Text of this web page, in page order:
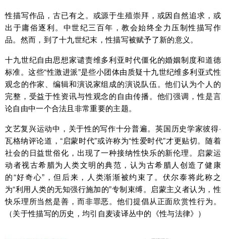
性描写作品，古已有之。或源于生殖崇拜，或因自然追求，或
出于庸俗逐利。中世纪三百年，教会始终全力压制性描写作
品。然而，到了十九世纪末，性描写被赋予了新的意义。
十九世纪自由思想家谴责维多利亚时代僵化的婚姻制度和道德
标准。这些“性激进派”是些小团体由质疑十九世纪维多利亚式性
观念的作家、编辑和演说家组成的演说队伍。他们认为个人的
完整，受益于性资讯与性观念的自由传播。他们强调，性是言
论自由中一个合法且非常重要的主题。
文艺复兴运动中，关于性的写作十分普遍。英国历史学家彼得·
瓦格纳评论道，“启蒙时代”或许称为“性爱时代”才更贴切。随着
社会的日益世俗化，出现了一种接纳性快乐的新伦理。启蒙运
动者视古希腊为人类文明的典范，认为古希腊人创造了健康
的“好奇心”，但后来，人类渐渐被约束了。伏尔泰将此称之
为“利用人类的无知强行施加的”专制束缚。启蒙主义者认为，性
快乐理所当然是善，而非罪恶。他们提倡从正面欣赏性行为。
（关于性描写的历史，均引自麦读译丛中的《性与法律》）